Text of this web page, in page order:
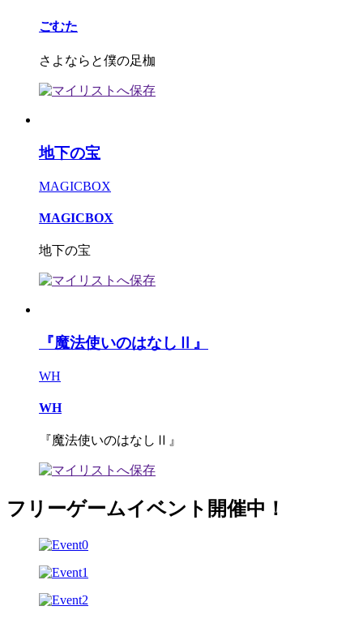
ごむた
さよならと僕の足枷
地下の宝
MAGICBOX
MAGICBOX
地下の宝
『魔法使いのはなしⅡ』
WH
WH
『魔法使いのはなしⅡ』
フリーゲームイベント開催中！